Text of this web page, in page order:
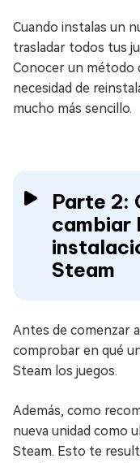
Cuando instalas un
trasladar todos tus
Conocer un método
necesidad de
mucho más sencillo.
Parte 2:
cambiar
Steam
Antes de comenzar
comprobar en qué
Steam los juegos.
Además, como
nueva unidad como
Steam. Esto te